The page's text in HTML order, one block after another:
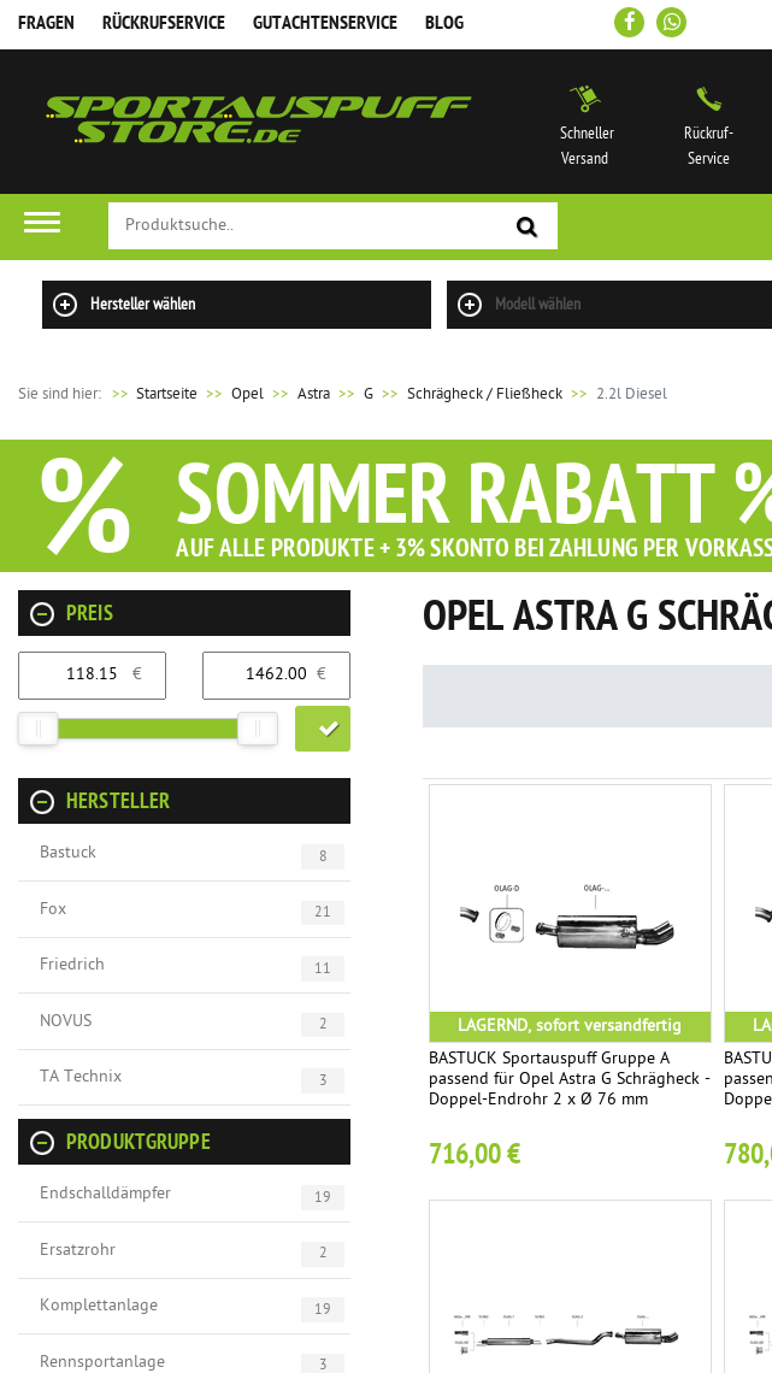
FILTER
FRAGEN RÜCKRUFSERVICE GUTACHTENSERVICE BLOG
Schneller
Versand
Rückruf-
Service
Hersteller wählen Modell wählen
Sie sind hier: >> Startseite Opel Astra G Schrägheck / Fließheck 2.2l Diesel
% SOMMER RABATT
AUF ALLE PRODUKTE + 3% SKONTO BEI ZAHLUNG PER
PREIS
€ €
HERSTELLER
Bastuck 8
Fox 21
Friedrich 11
NOVUS 2
TA Technix 3
PRODUKTGRUPPE
Endschalldämpfer 19
Ersatzrohr 2
Komplettanlage 19
Rennsportanlage 3
OPEL ASTRA G
LAGERND, sofort versandfertig
BASTUCK Sportauspuff Gruppe A
passend für Opel Astra G Schrägheck -
Doppel-Endrohr 2 x Ø 76 mm
716,00 €